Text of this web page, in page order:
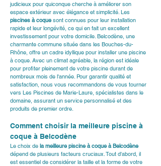
judicieux pour quiconque cherche à améliorer son
espace extérieur avec élégance et simplicité. Les
piscines à coque sont connues pour leur installation
rapide et leur longévité, ce qui en fait un excellent
investissement pour votre domicile. Belcodène, une
charmante commune située dans les Bouches-du-
Rhône, offre un cadre idyllique pour installer une piscine
à coque. Avec un climat agréable, la région est idéale
pour profiter pleinement de votre piscine durant de
nombreux mois de l'année. Pour garantir qualité et
satisfaction, nous vous recommandons de vous tourner
vers Les Piscines de Marie-Laure, spécialistes dans le
domaine, assurant un service personnalisé et des
produits de premier ordre.
Comment choisir la meilleure piscine à
coque à Belcodène
Le choix de la meilleure piscine à coque à Belcodène
dépend de plusieurs facteurs cruciaux. Tout d'abord, il
est essentiel de considérer la taille et la forme de votre